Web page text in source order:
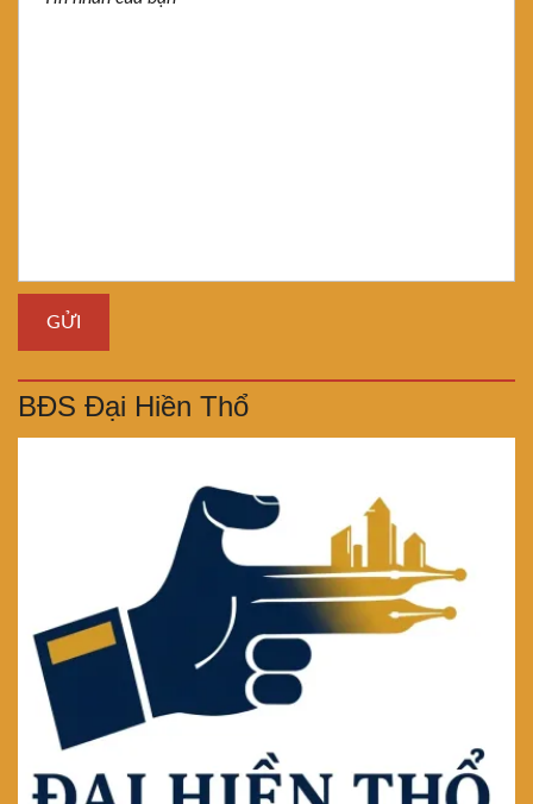
BĐS Đại Hiền Thổ